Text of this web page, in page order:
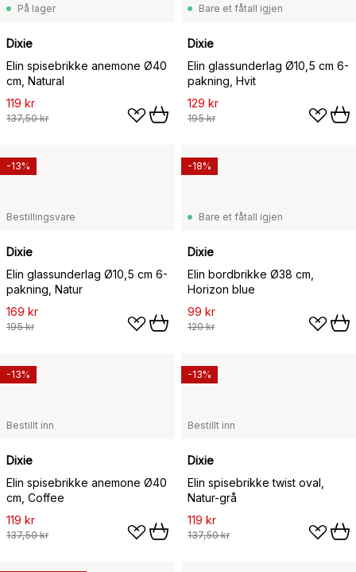
På lager
Dixie
Elin spisebrikke anemone Ø40
cm, Natural
119 kr
137,50 kr
Bare et fåtall igjen
Dixie
Elin glassunderlag Ø10,5 cm 6-
pakning, Hvit
129 kr
195 kr
Bestillingsvare
Dixie
Elin glassunderlag Ø10,5 cm 6-
pakning, Natur
169 kr
195 kr
-13%
Bare et fåtall igjen
Dixie
Elin bordbrikke Ø38 cm,
Horizon blue
99 kr
120 kr
-18%
Bestillt inn
Dixie
Elin spisebrikke anemone Ø40
cm, Coffee
119 kr
137,50 kr
-13%
Bestillt inn
Dixie
Elin spisebrikke twist oval,
Natur-grå
119 kr
137,50 kr
-13%